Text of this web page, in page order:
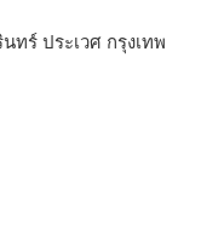
ทร์ ประเวศ กรุงเทพ